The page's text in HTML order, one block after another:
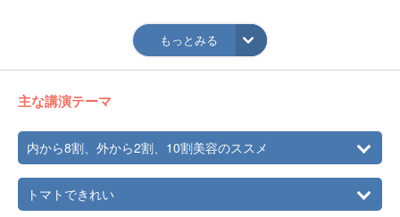
サンケイリビング教育誌「エコリ」にてレシピ連載。
AlluxeWebにて 「Graceful Epicurean 美食の品格 」連載。
米国ATO運営 サイト“myFood．jp”チーフエディター就任。
その後、編集長。
2009年
Myfood．jpにて｢キレイの食育｣、リクルートLujoメールマ
ードビジネスブラッシュアップ講座開発及びフードジャン
ル監修を務める。
2010年
「頭のよい子が育つデパート」店長、日本オリーブオイル
ソムリエ協会 プログラムディレクター就任。米国ATO運営
もっとみる
主な講演テーマ
内から8割、外から2割、10割美容のススメ
トマトできれい